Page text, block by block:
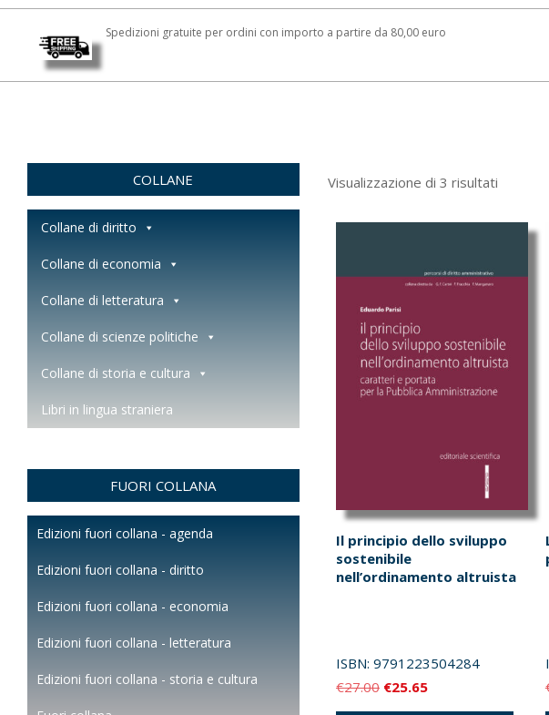
Spedizioni gratuite per ordini con importo a partire da 80,00 euro
Visualizzazione di 3 risultatiOrdina
base
più
Il principio dello sviluppo
sostenibile
nell’ordinamento altruista
ISBN:9791223504284
€27.00 Il
prezzo
€25.65Il
prezzo
COLLANE
Collane di diritto
Collane di economia
Collane di letteratura
Collane di scienze politiche
Collane di storia e cultura
Libri in lingua straniera
FUORI COLLANA
Edizioni fuori collana - agenda
Edizioni fuori collana - diritto
Edizioni fuori collana - economia
Edizioni fuori collana - letteratura
Edizioni fuori collana - storia e cultura